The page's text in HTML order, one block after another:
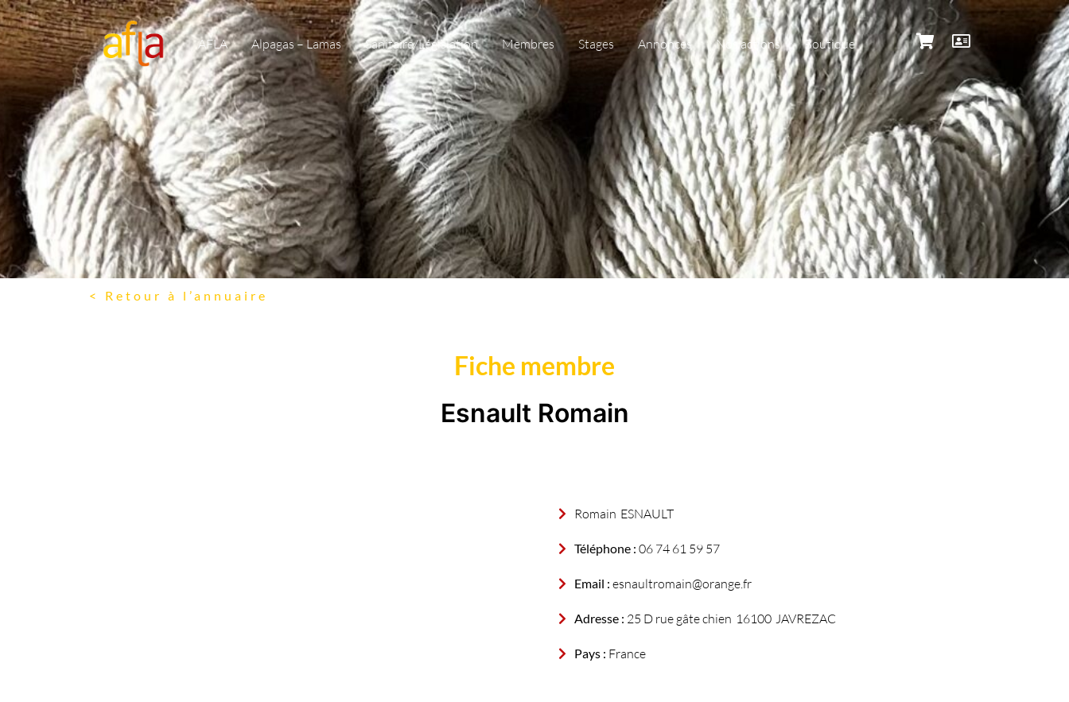
AFLA Alpagas – Lamas Sanitaire/Législation Membres Stages Annonces Nos actions Boutique
< Retour à l’annuaire
Fiche membre
Esnault Romain
Romain ESNAULT
Téléphone : 06 74 61 59 57
Email : esnaultromain@orange.fr
Adresse : 25 D rue gâte chien 16100 JAVREZAC
Pays : France